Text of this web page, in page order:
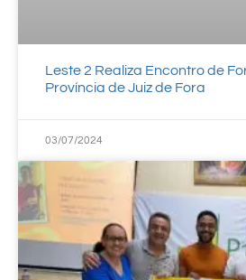
Leste 2 Realiza Encontro de
Província de Juiz de Fora
03/07/2024